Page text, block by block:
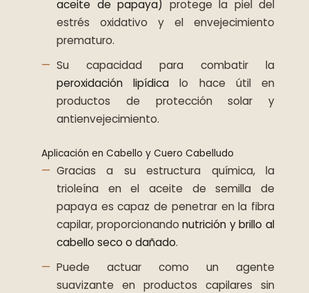
aceite de papaya) protege la piel del
estrés oxidativo y el envejecimiento
prematuro.
Su capacidad para combatir la
peroxidación lipídica lo hace útil en
productos de protección solar y
antienvejecimiento.
Aplicación en Cabello y Cuero Cabelludo
Gracias a su estructura química, la
trioleína en el aceite de semilla de
papaya es capaz de penetrar en la fibra
capilar, proporcionandonutrición y brillo al
cabello seco o dañado.
Puede actuar como un agente
suavizante en productos capilares sin